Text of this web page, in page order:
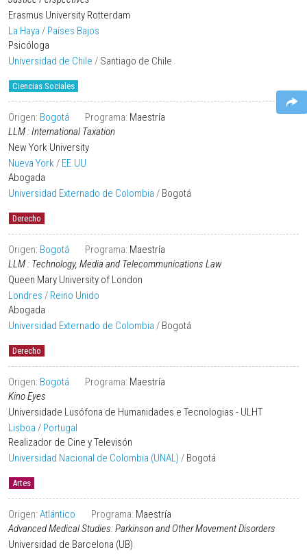
Erasmus University Rotterdam
La Haya / Países Bajos
Psicóloga
Universidad de Chile / Santiago de Chile
Ciencias Sociales
Origen: Bogotá Programa: Maestría
LLM : International Taxation
New York University
Nueva York / EE.UU
Abogada
Universidad Externado de Colombia / Bogotá
Derecho
Origen: Bogotá Programa: Maestría
LLM : Technology, Media and Telecommunications Law
Queen Mary University of London
Londres / Reino Unido
Abogada
Universidad Externado de Colombia / Bogotá
Derecho
Origen: Bogotá Programa: Maestría
Kino Eyes
Universidade Lusófona de Humanidades e Tecnologias - ULHT
Lisboa / Portugal
Realizador de Cine y Televisón
Universidad Nacional de Colombia (UNAL) / Bogotá
Artes
Origen: Atlántico Programa: Maestría
Advanced Medical Studies: Parkinson and Other Movement Disorders
Universidad de Barcelona (UB)